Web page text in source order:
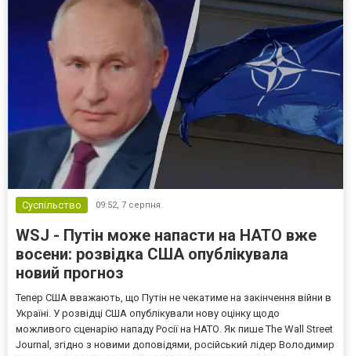
Суспільство 09:52, 7 серпня
WSJ - Путін може напасти на НАТО вже
восени: розвідка США опублікувала
новий прогноз
Тепер США вважають, що Путін не чекатиме на закінчення війни в
Україні. У розвідці США опублікували нову оцінку щодо
можливого сценарію нападу Росії на НАТО. Як пише The Wall Street
Journal, згідно з новими доповідями, російський лідер Володимир